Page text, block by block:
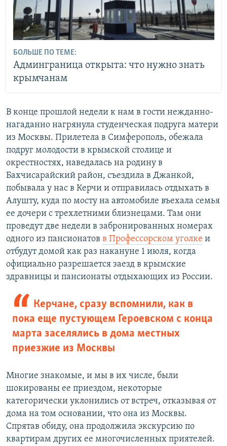
БОЛЬШЕ ПО ТЕМЕ:
Админграница открыта: что нужно знать
крымчанам
В конце прошлой недели к нам в гости нежданно-
нагаданно нагрянула студенческая подруга матери
из Москвы. Прилетела в Симферополь, обежала
подруг молодости в крымской столице и
окрестностях, наведалась на родину в
Бахчисарайский район, съездила в Джанкой,
побывала у нас в Керчи и отправилась отдыхать в
Алушту, куда по мосту на автомобиле въехала семья
ее дочери с трехлетними близнецами. Там они
проведут две недели в забронированных номерах
одного из пансионатов в Профессорском уголке и
отбудут домой как раз накануне 1 июля, когда
официально разрешается заезд в крымские
здравницы и пансионаты отдыхающих из России.
Керчане, сразу вспомнили, как в
пока еще пустующем Героевском с конца
марта заселялись в дома местных
приезжие из Москвы
Многие знакомые, и мы в их числе, были
шокированы ее приездом, некоторые
категорически уклонились от встреч, отказывая от
дома на том основании, что она из Москвы.
Спрятав обиду, она продолжила экскурсию по
квартирам других ее многочисленных приятелей.